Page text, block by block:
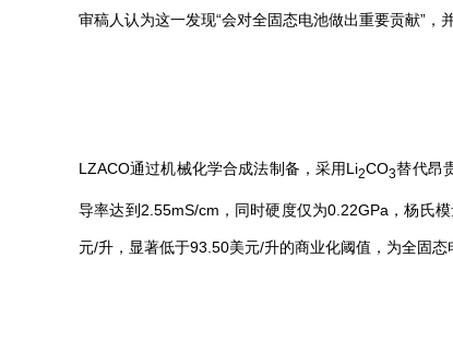
审稿人认为这一发现“会对全固态电池做出重要贡献”，
LZACO通过机械化学合成法制备，采用Li2CO3替代昂
导率达到2.55mS/cm，同时硬度仅为0.22GPa，杨氏
元/升，显著低于93.50美元/升的商业化阈值，为全固态